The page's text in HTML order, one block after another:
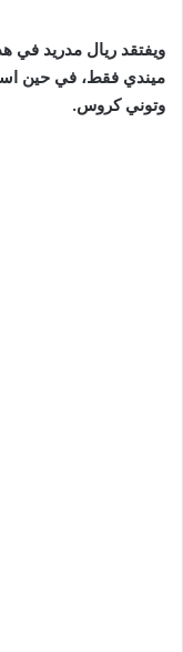
ويفتقد ريال مدريد في
ميندي فقط، في حين
وتوني كروس.